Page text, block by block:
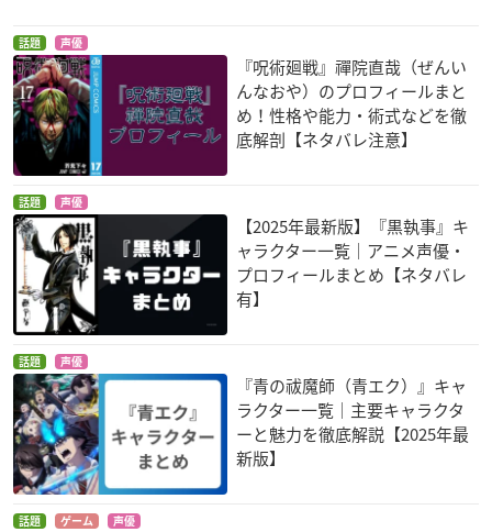
薄桜鬼～御伽草子～
原田左之助
ディバインゲート
ロキ
ット
加賀見一月
対魔導学園35試験小
隊
ホーンテッド
ヤング ブラック・ジ
ャック
キュートランスフォ
話題 声優
『呪術廻戦』禪院直哉（ぜんい
んなおや）のプロフィールまと
め！性格や能力・術式などを徹
底解剖【ネタバレ注意】
話題 声優
【2025年最新版】『黒執事』キ
ャラクター一覧｜アニメ声優・
プロフィールまとめ【ネタバレ
有】
話題 声優
『青の祓魔師（青エク）』キャ
ラクター一覧｜主要キャラクタ
ーと魅力を徹底解説【2025年最
新版】
話題 ゲーム 声優